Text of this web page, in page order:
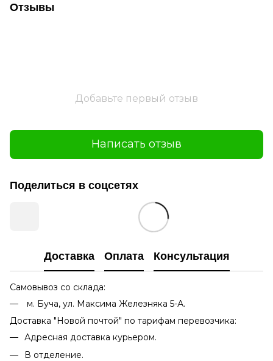
Отзывы
Добавьте первый отзыв
Написать отзыв
Поделиться в соцсетях
Доставка Оплата Консультация
Самовывоз со склада:
м. Буча, ул. Максима Железняка 5-А.
Доставка "Новой почтой" по тарифам перевозчика:
Адресная доставка курьером.
В отделение.